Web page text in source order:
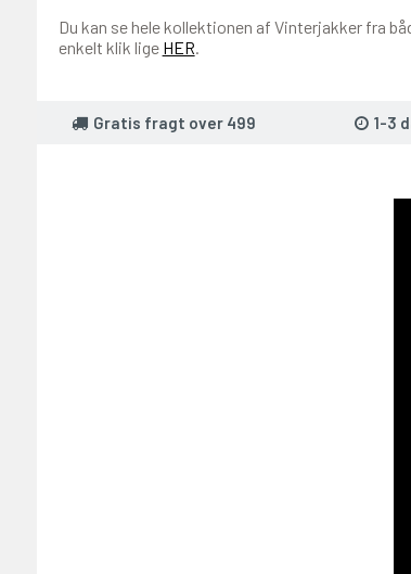
Du kan se hele kollektionen af Vinterjakker fra
enkelt klik lige HER.
Gratis fragt over 499 1-3